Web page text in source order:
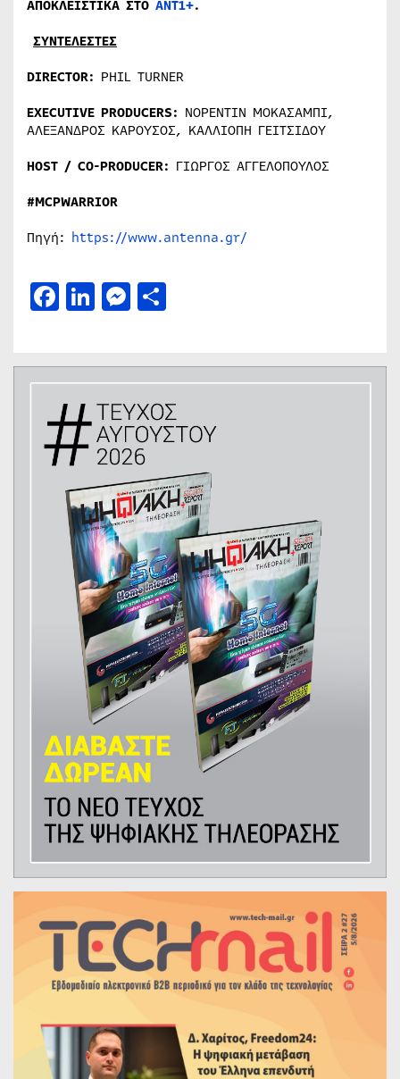
ΑΠΟΚΛΕΙΣΤΙΚΑ ΣΤΟ ΑΝΤ1+.
ΣΥΝΤΕΛΕΣΤΕΣ
DIRECTOR: PHIL TURNER
EXECUTIVE PRODUCERS: ΝΟΡΕΝΤΙΝ ΜΟΚΑΣΑΜΠΙ,
ΑΛΕΞΑΝΔΡΟΣ ΚΑΡΟΥΣΟΣ, ΚΑΛΛΙΟΠΗ ΓΕΙΤΣΙΔΟΥ
HOST / CO-PRODUCER: ΓΙΩΡΓΟΣ ΑΓΓΕΛΟΠΟΥΛΟΣ
#MCPWARRIOR
Πηγή: https://www.antenna.gr/
Facebook
LinkedIn
Messenger